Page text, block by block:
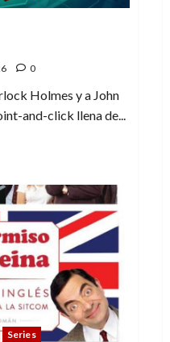
0
Holmes y a John
and-click llena de...
Series